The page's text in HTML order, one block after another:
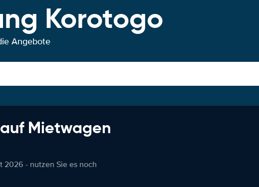
Korotogo
Angebote
Mietwagen
2026 - nutzen Sie es noch